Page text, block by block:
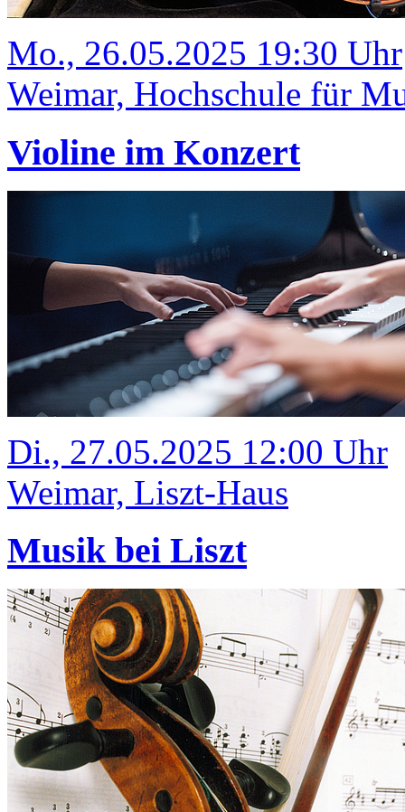
Mo., 26.05.2025 19:30 Uhr
Weimar, Hochschule für
Violine im Konzert
Di., 27.05.2025 12:00 Uhr
Weimar, Liszt-Haus
Musik bei Liszt